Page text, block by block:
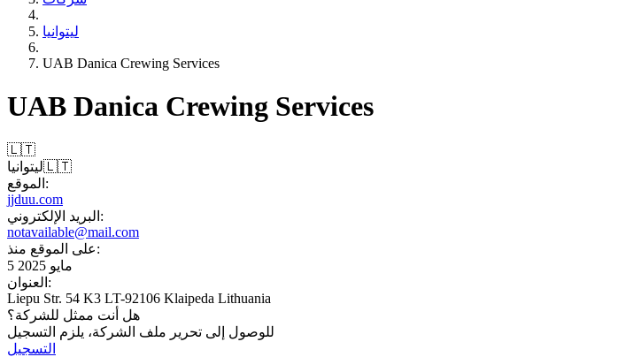
ليتوانيا
UAB Danica Crewing Services
UAB Danica Crewing Services
🇱🇹
ليتوانيا🇱🇹
الموقع:
jjduu.com
البريد الإلكتروني:
notavailable@mail.com
على الموقع منذ:
5 مايو 2025
العنوان:
Liepu Str. 54 K3 LT-92106 Klaipeda Lithuania
هل أنت ممثل للشركة؟
للوصول إلى تحرير ملف الشركة، يلزم التسجيل
التسجيل